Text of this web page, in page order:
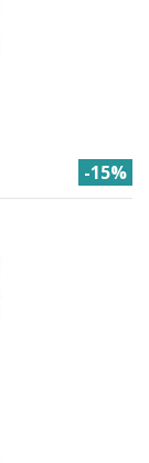
-15%